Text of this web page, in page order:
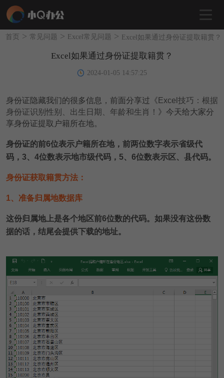
首页 > 常见问题 > Excel常见问题 > Excel如果通过身份证提取籍贯？
Excel如果通过身份证提取籍贯？
2024-01-05 14:57:25
身份证隐藏我们的很多信息，前面分享过《 Excel技巧：根据
身份证识别性别、出生日期、年龄和生肖！ 》今天给大家分
享身份证提取户籍所在地。
身份证的前6位表示户籍所在地，前两位数字表示省级代
码，3、4位数表示地市级代码，5、6位数表示区、县代码。
身份证获取籍贯方法：
1、准备归属地数据库
这份归属地上是各个地区前6位数的代码。如果没有这份数
据的话，结尾会提供下载的地址。